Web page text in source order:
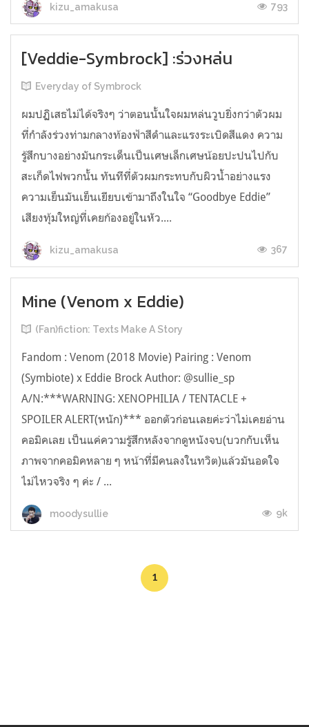
kizu_amakusa 793
[Veddie-Symbrock] :ร่วงหล่น
Everyday of Symbrock
ผมปฏิเสธไม่ได้จริงๆ ว่าตอนนั้นใจผมหล่นวูบยิ่งกว่าตัวผม
ที่กำลังร่วงท่ามกลางท้องฟ้าสีดำและแรงระเบิดสีแดง ความ
รู้สึกบางอย่างมันกระเด็นเป็นเศษเล็กเศษน้อยปะปนไปกับ
สะเก็ดไฟพวกนั้น ทันทีที่ตัวผมกระทบกับผิวน้ำอย่างแรง
ความเย็นมันเย็นเยียบเข้ามาถึงในใจ “Goodbye Eddie”
เสียงทุ้มใหญ่ที่เคยก้องอยู่ในหัว....
kizu_amakusa 367
Mine (Venom x Eddie)
(Fan)fiction: Texts Make A Story
Fandom : Venom (2018 Movie) Pairing : Venom
(Symbiote) x Eddie Brock Author: @sullie_sp
A/N:***WARNING: XENOPHILIA / TENTACLE +
SPOILER ALERT(หนัก)*** ออกตัวก่อนเลยค่ะว่าไม่เคยอ่าน
คอมิคเลย เป็นแค่ความรู้สึกหลังจากดูหนังจบ(บวกกับเห็น
ภาพจากคอมิคหลาย ๆ หน้าที่มีคนลงในทวิต)แล้วมันอดใจ
ไม่ไหวจริง ๆ ค่ะ / ...
moodysullie 9k
1